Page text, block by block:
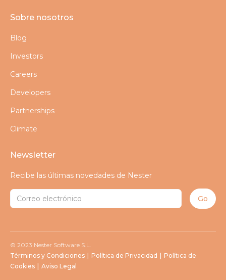
Sobre nosotros
Blog
Investors
Careers
Developers
Partnerships
Climate
Newsletter
Recibe las últimas novedades de Nester
© 2023 Nester Software S.L.
Términos y Condiciones
Política de Privacidad
Política de
Cookies
Aviso Legal